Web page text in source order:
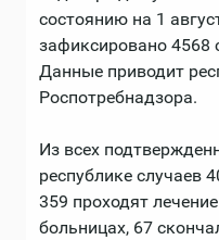
состоянию на 1
зафиксировано 4568
Данные приводит
Роспотребнадзора.
Из всех
республике случаев
359 проходят
больницах, 67